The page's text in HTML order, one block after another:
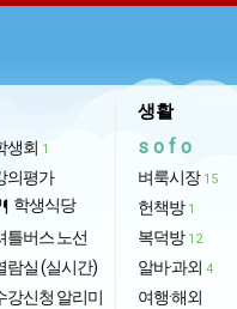
생회 1
의평가
학생식당
틀버스 노선
람실 (실시간)
강신청 알리미
생활
sofo
벼룩시장 15
헌책방 1
복덕방 12
알바·과외 4
여행·해외